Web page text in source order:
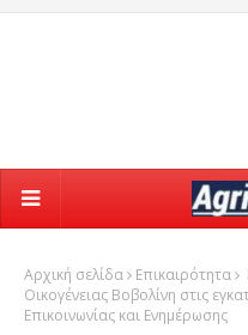
Αρχική σελίδα Επικαιρότητα
Οικογένειας Βοβολίνη στις
Επικοινωνίας και Ενημέρωσης